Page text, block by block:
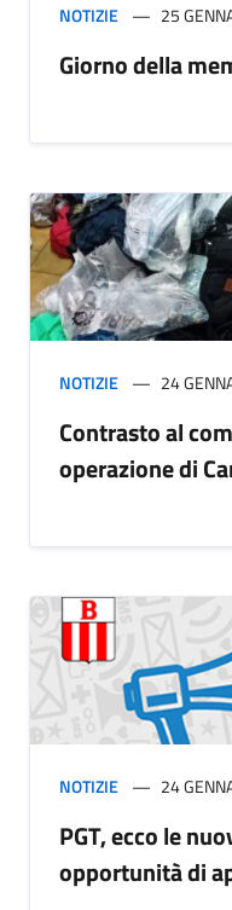
NOTIZIE 25
Giorno della
NOTIZIE 24
Contrasto al
operazione di
NOTIZIE 24
PGT, ecco le
opportunità di